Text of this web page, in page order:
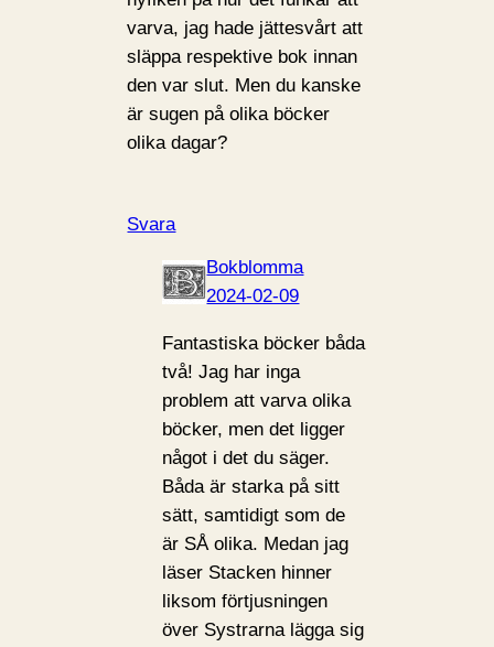
varva, jag hade jättesvårt att
släppa respektive bok innan
den var slut. Men du kanske
är sugen på olika böcker
olika dagar?
Svara
Bokblomma
2024-02-09
Fantastiska böcker båda
två! Jag har inga
problem att varva olika
böcker, men det ligger
något i det du säger.
Båda är starka på sitt
sätt, samtidigt som de
är SÅ olika. Medan jag
läser Stacken hinner
liksom förtjusningen
över Systrarna lägga sig